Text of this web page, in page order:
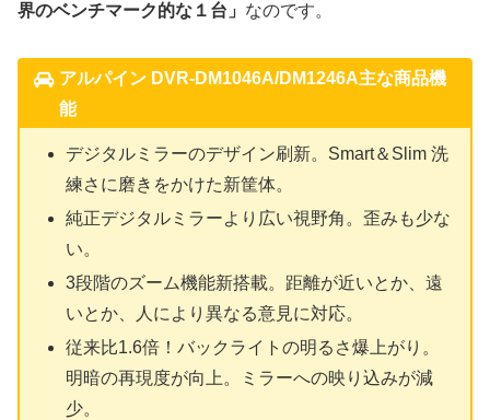
界のベンチマーク的な１台」 なのです。
アルパイン DVR-DM1046A/DM1246A主な商品機
能
デジタルミラーのデザイン刷新。Smart＆Slim 洗
練さに磨きをかけた新筐体。
純正デジタルミラーより広い視野角。歪みも少な
い。
3段階のズーム機能新搭載。距離が近いとか、遠
いとか、人により異なる意見に対応。
従来比1.6倍！バックライトの明るさ爆上がり。
明暗の再現度が向上。ミラーへの映り込みが減
少。